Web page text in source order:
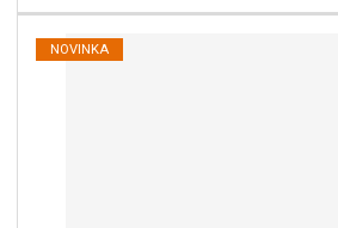
NOVINKA